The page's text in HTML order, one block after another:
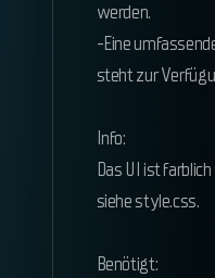
werden.
-Eine
steht zur
Info:
Das UI ist
siehe style.css.
Benötigt: